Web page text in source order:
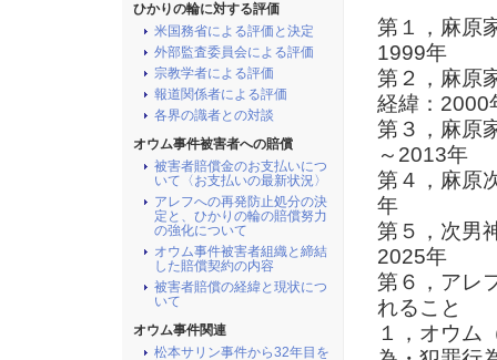
第１，麻原
1999年
第２，麻原
経緯：2000
第３，麻原
～2013年
第４，麻原
年
第５，次男
2025年
第６，アレ
れること
１，オウム
ひかりの輪に対する評価
米国務省による評価と決定
外部監査委員会による評価
宗教学者による評価
報道関係者による評価
各界の識者との対談
オウム事件被害者への賠償
被害者賠償金のお支払いにつ
いて〈お支払いの最新状況〉
アレフへの再発防止処分の決
定と、ひかりの輪の賠償努力
の強化について
オウム事件被害者組織と締結
した賠償契約の内容
被害者賠償の経緯と現状につ
いて
オウム事件関連
松本サリン事件から32年目を